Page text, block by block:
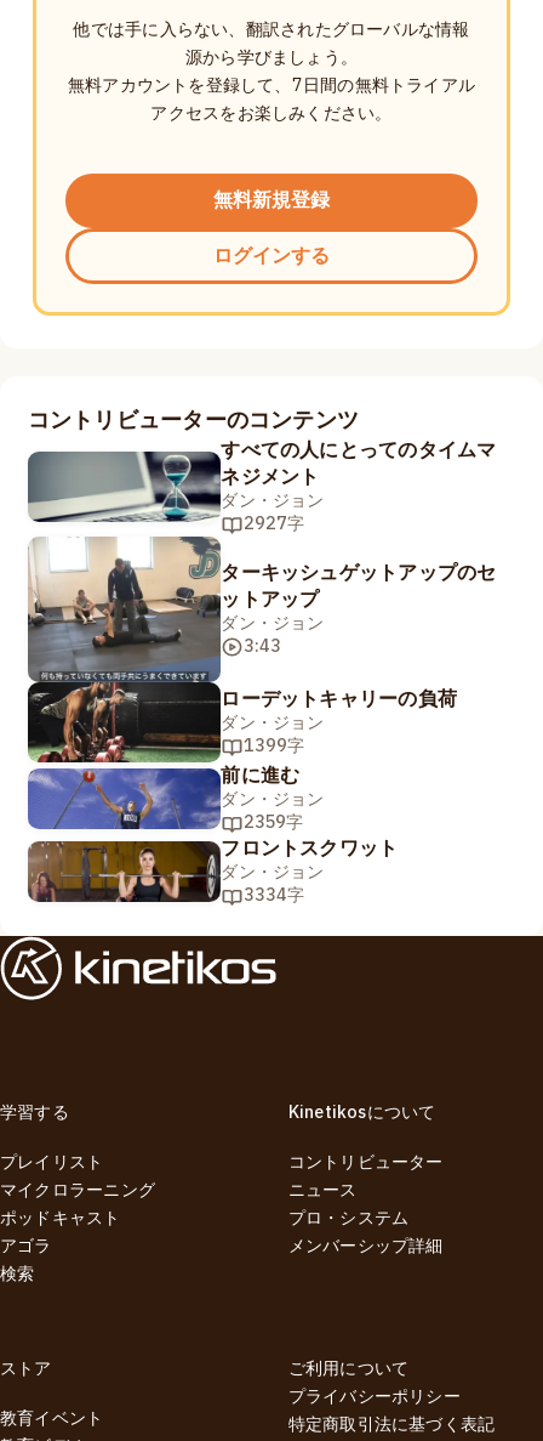
他では手に入らない、翻訳されたグローバルな情報
源から学びましょう。
無料アカウントを登録して、7日間の無料トライアル
アクセスをお楽しみください。
無料新規登録
ログインする
コントリビューターのコンテンツ
すべての人にとってのタイムマ
ネジメント
ダン・ジョン
2927字
ターキッシュゲットアップのセ
ットアップ
ダン・ジョン
3:43
ローデットキャリーの負荷
ダン・ジョン
1399字
前に進む
ダン・ジョン
2359字
フロントスクワット
ダン・ジョン
3334字
学習する
プレイリスト
マイクロラーニング
ポッドキャスト
アゴラ
検索
Kinetikosについて
コントリビューター
ニュース
プロ・システム
メンバーシップ詳細
ストア
教育イベント
ご利用について
プライバシーポリシー
特定商取引法に基づく表記